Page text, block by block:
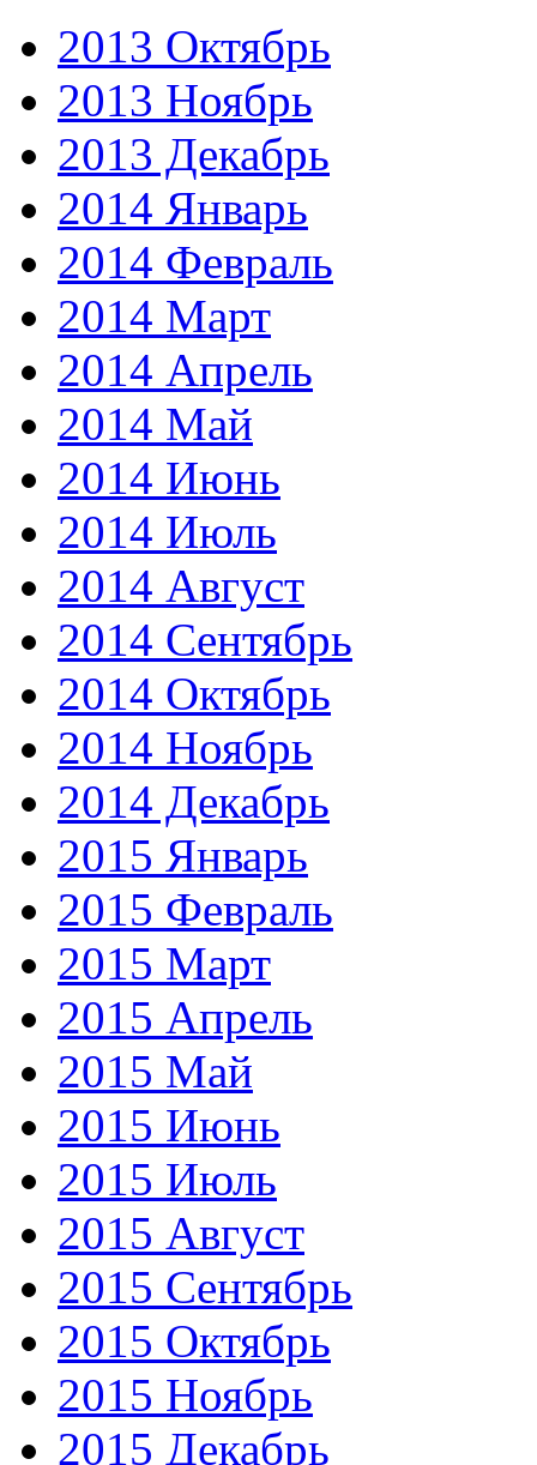
2013 Октябрь
2013 Ноябрь
2013 Декабрь
2014 Январь
2014 Февраль
2014 Март
2014 Апрель
2014 Май
2014 Июнь
2014 Июль
2014 Август
2014 Сентябрь
2014 Октябрь
2014 Ноябрь
2014 Декабрь
2015 Январь
2015 Февраль
2015 Март
2015 Апрель
2015 Май
2015 Июнь
2015 Июль
2015 Август
2015 Сентябрь
2015 Октябрь
2015 Ноябрь
2015 Декабрь